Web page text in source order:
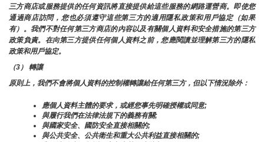
三方商店或服務提供的任何資訊將直接提供給這些服務的網路運營商。即使您
通過商店訪問，您也必須遵守這些第三方的適用隱私政策和用戶協定（如果
有）。我們不對任何第三方商店的內容以及有關個人資料和安全措施的第三方
政策負責。在向第三方提供任何個人資料之前，您應閱讀並理解第三方的隱私
政策和用戶協定。
（3） 轉讓
原則上，我們不會將個人資料的控制權轉讓給任何第三方，但以下情況除外：
應個人資料主體的要求，或經您事先明確授權或同意;
與履行我們在法律法規下的義務有關;
與國家安全、國防安全直接相關的;
與公共安全、公共衛生和重大公共利益直接相關的;